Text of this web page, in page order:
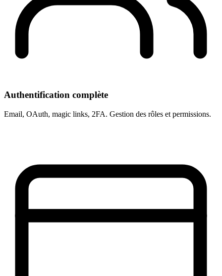
Authentification complète
Email, OAuth, magic links, 2FA. Gestion des rôles et permissions.